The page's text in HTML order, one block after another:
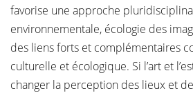
favorise une approche
environnementale, écologie des
des liens forts et complémentaires
culturelle et écologique. Si l’art et
changer la perception des lieux et